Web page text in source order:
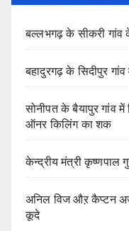
बल्लभगढ़ के सीकरी
बहादुरगढ़ के सिदीपुर
सोनीपत के बैयापुर गांव में
ऑनर किलिंग का शक
केन्द्रीय मंत्री कृष्णपाल
अनिल विज औऱ कैप्टन
कूदे